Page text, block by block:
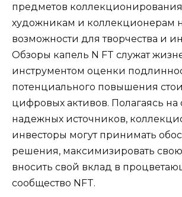
предметов
художникам и коллекционерам
возможности для творчества и
Обзоры капель N FT служат
инструментом оценки
потенциального повышения
цифровых активов. Полагаясь на
надежных источников,
инвесторы могут принимать
решения, максимизировать
вносить свой вклад в
сообщество NFT.